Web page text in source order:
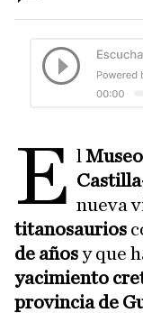
E l
nueva
titanosaurios
de añosy que
yacimiento
provincia de